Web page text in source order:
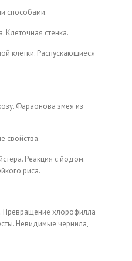
способами.
Клеточная стенка.
клетки. Распускающиеся
Фараонова змея из
свойства.
Реакция с йодом.
риса.
Превращение хлорофилла
Невидимые чернила,